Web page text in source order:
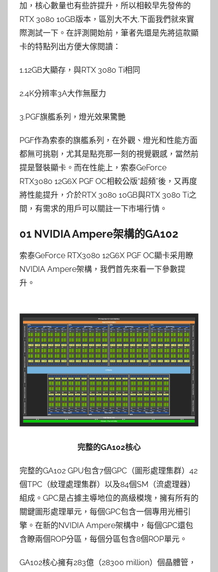
加，核心數量也有些許提升，所以相較早先發佈的
RTX 3080 10GB版本，區別大不大,下面我們就來實
際測試一下。在評測開始前，筆者先還是先將這款顯
卡的特點列出方便大傢閱讀：
1.12GB大顯存，與RTX 3080 Ti相同
2.4K分辨率3A大作無壓力
3.PGF旗艦系列，燈光效果驚艷
PGF作為索泰的旗艦系列，在外觀、燈光和性能方面
都無可挑剔，尤其是點亮那一刻的視覺觀感，當然前
提是豎裝顯卡。而在性能上，索泰GeForce
RTX3080 12G6X PGF OC相較公版“超頻”後，又再度
將性能提升，介於RTX 3080 10GB與RTX 3080 Ti之
間，有需求的用戶可以關註一下市場行情。
01 NVIDIA Ampere架構的GA102
索泰GeForce RTX3080 12G6X PGF OC顯卡采用瞭
NVIDIA Ampere架構，我們首先來看一下參數提
升。
完整的GA102核心
完整的GA102 GPU包含7個GPC（圖形處理集群）42
個TPC（紋理處理集群）以及84個SM（流處理器）
組成。GPC是占據主導地位的高級模塊，擁有所有的
關鍵圖形處理單元，每個GPC包含一個專用光柵引
擎。在新的NVIDIA Ampere架構中，每個GPC還包
含瞭兩個ROP分區，每個分區包含8個ROP單元。
GA102核心擁有283億（28300 million）個晶體管，